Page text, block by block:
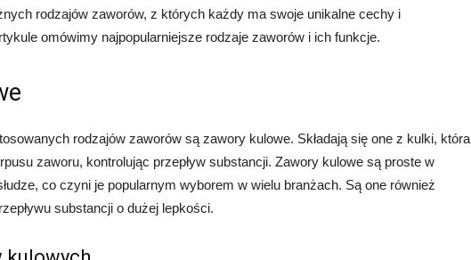
rodzajów zaworów, z których każdy ma swoje unikalne cechy i
omówimy najpopularniejsze rodzaje zaworów i ich funkcje.
rodzajów zaworów są zawory kulowe. Składają się one z kulki, która
zaworu, kontrolując przepływ substancji. Zawory kulowe są proste w
co czyni je popularnym wyborem w wielu branżach. Są one również
substancji o dużej lepkości.